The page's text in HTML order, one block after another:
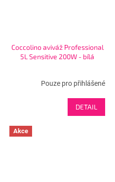
Coccolino aviváž Professional
5L Sensitive 200W - bílá
Pouze pro přihlášené
DETAIL
Akce